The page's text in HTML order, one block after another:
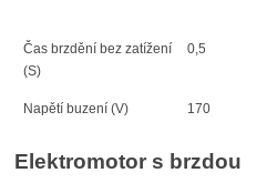
Čas brzdění bez zatížení
(S)
0,5
Napětí buzení (V) 170
Elektromotor s brzdou